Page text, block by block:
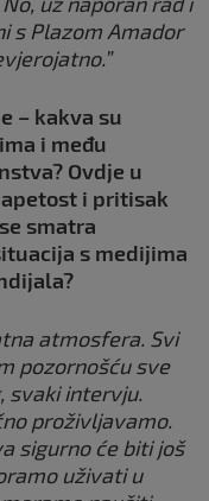
s Plazom Amador
– kakva su
i među
Ovdje u
i pritisak
smatra
s medijima
atmosfera. Svi
pozornošću sve
svaki intervju.
proživljavamo.
sigurno će biti još
uživati u